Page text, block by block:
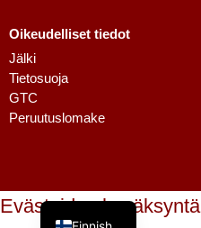
Oikeudelliset tiedot
Jälki
Tietosuoja
GTC
Peruutuslomake
Evästeiden
German